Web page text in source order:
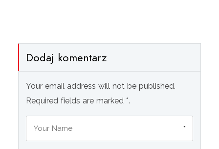
Dodaj komentarz
Your email address will not be published.
Required fields are marked *.
*